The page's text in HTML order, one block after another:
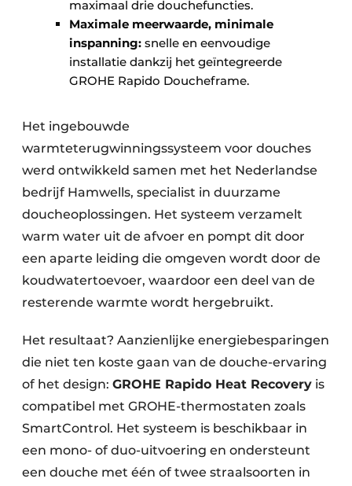
maximaal drie douchefuncties.
Maximale meerwaarde, minimale
inspanning: snelle en eenvoudige
installatie dankzij het geïntegreerde
GROHE Rapido Doucheframe.
Het ingebouwde
warmteterugwinningssysteem voor douches
werd ontwikkeld samen met het Nederlandse
bedrijf Hamwells, specialist in duurzame
doucheoplossingen. Het systeem verzamelt
warm water uit de afvoer en pompt dit door
een aparte leiding die omgeven wordt door de
koudwatertoevoer, waardoor een deel van de
resterende warmte wordt hergebruikt.
Het resultaat? Aanzienlijke energiebesparingen
die niet ten koste gaan van de douche-ervaring
of het design: GROHE Rapido Heat Recovery is
compatibel met GROHE-thermostaten zoals
SmartControl. Het systeem is beschikbaar in
een mono- of duo-uitvoering en ondersteunt
een douche met één of twee straalsoorten in